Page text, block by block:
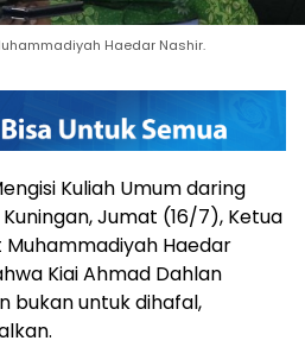
Haedar Nashir.
Kuliah Umum daring
Jumat (16/7), Ketua
Muhammadiyah Haedar
Kiai Ahmad Dahlan
bukan untuk dihafal,